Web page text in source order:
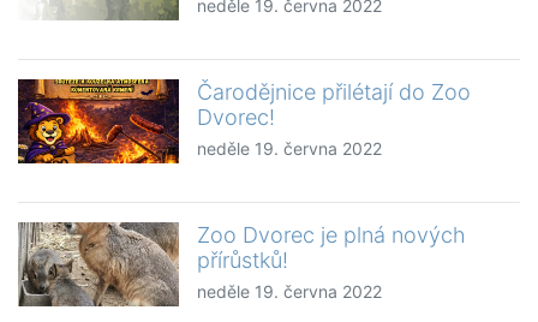
neděle 19. června 2022
Čarodějnice přilétají do Zoo
Dvorec!
neděle 19. června 2022
Zoo Dvorec je plná nových
přírůstků!
neděle 19. června 2022